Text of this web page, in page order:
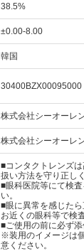
38.5%
±0.00-8.00
韓国
30400BZX00095000
株式会社シーオーレ
株式会社シーオーレ
■コンタクトレンズ
扱い方法を守り正し
■眼科医院等にて検
い。
■眼に異常を感じたら
お近くの眼科等で検
■ご使用の前に必ず添
※装用のイメージは
意ください。